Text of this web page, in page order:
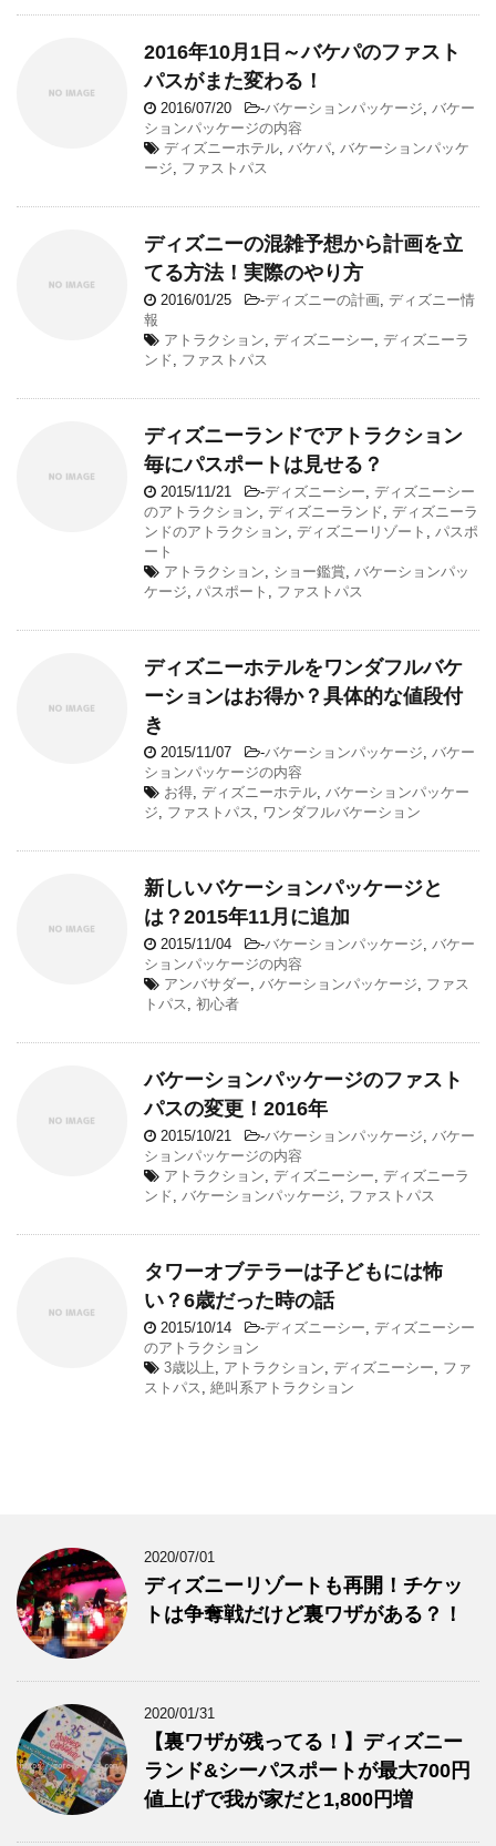
2016年10月1日～バケパのファスト
パスがまた変わる！
2016/07/20 -バケーションパッケージ
バケー
ションパッケージの内容
ディズニーホテル バケパ バケーションパッケ
ージ
ファストパス
ディズニーの混雑予想から計画を立
てる方法！実際のやり方
2016/01/25 -ディズニーの計画 ディズニー情
報
アトラクション ディズニーシー ディズニーラ
ンド
ファストパス
ディズニーランドでアトラクション
毎にパスポートは見せる？
2015/11/21 -ディズニーシー ディズニーシー
のアトラクション ディズニーランド ディズニーラ
ンドのアトラクション ディズニーリゾート
パスポ
ート
アトラクション
ショー鑑賞 バケーションパッ
ケージ
パスポート ファストパス
ディズニーホテルをワンダフルバケ
ーションはお得か？具体的な値段付
き
2015/11/07 -バケーションパッケージ
バケー
ションパッケージの内容
お得 ディズニーホテル バケーションパッケー
ジ
ファストパス ワンダフルバケーション
新しいバケーションパッケージと
は？2015年11月に追加
2015/11/04 -バケーションパッケージ
バケー
ションパッケージの内容
アンバサダー
バケーションパッケージ
ファス
トパス
初心者
バケーションパッケージのファスト
パスの変更！2016年
2015/10/21 -バケーションパッケージ
バケー
ションパッケージの内容
アトラクション ディズニーシー ディズニーラ
ンド
バケーションパッケージ ファストパス
タワーオブテラーは子どもには怖
い？6歳だった時の話
2015/10/14 -ディズニーシー ディズニーシー
のアトラクション
3歳以上
アトラクション ディズニーシー
ファ
ストパス
絶叫系アトラクション
2020/07/01
ディズニーリゾートも再開！チケッ
トは争奪戦だけど裏ワザがある？！
2020/01/31
【裏ワザが残ってる！】ディズニー
ランド&シーパスポートが最大700円
値上げで我が家だと1,800円増